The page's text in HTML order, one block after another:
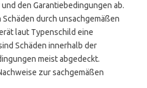
den Garantiebedingungen ab.
durch unsachgemäßen
laut Typenschild eine
Schäden innerhalb der
meist abgedeckt.
zur sachgemäßen